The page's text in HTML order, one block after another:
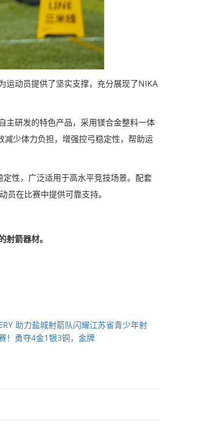
运动员提供了坚实支撑，充分展现了NIKA
主研发的特色产品，采用镁合金整料一体
少体力负担，增强控弓稳定性，帮助运
性，广泛适用于高水平竞技场景。配套
在比赛中提供可靠支持。
箭器材。
助力盐城射箭队闪耀江苏省青少年射
！勇夺4金1银3铜，金牌